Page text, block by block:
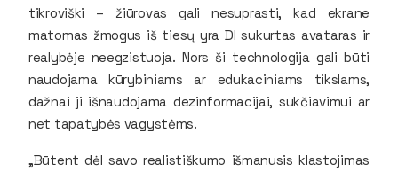
tikroviški – žiūrovas gali nesuprasti, kad ekrane
matomas žmogus iš tiesų yra DI sukurtas avataras ir
realybėje neegzistuoja. Nors ši technologija gali būti
naudojama kūrybiniams ar edukaciniams tikslams,
dažnai ji išnaudojama dezinformacijai, sukčiavimui ar
net tapatybės vagystėms.
„Būtent dėl savo realistiškumo išmanusis klastojimas